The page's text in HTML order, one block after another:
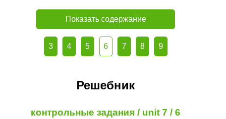
Показать содержание
3 4 5 6 7 8 9
Решебник
контрольные задания / unit 7 / 6